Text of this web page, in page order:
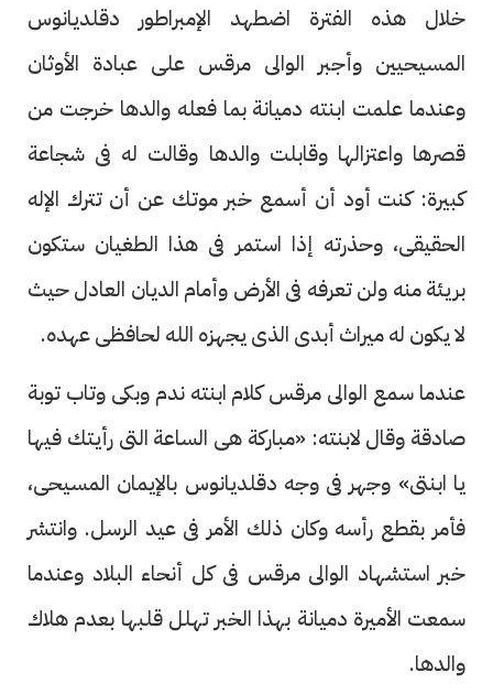
خلال هذه الفترة اضطهد الإمبراطور دقلديانوس
المسيحيين وأجبر الوالى مرقس على عبادة الأوثان
وعندما علمت ابنته دميانة بما فعله والدها خرجت من
قصرها واعتزالها وقابلت والدها وقالت له فى شجاعة
كبيرة: كنت أود أن أسمع خبر موتك عن أن تترك الإله
الحقيقى، وحذرته إذا استمر فى هذا الطغيان ستكون
بريئة منه ولن تعرفه فى الأرض وأمام الديان العادل حيث
لا يكون له ميراث أبدى الذى يجهزه الله لحافظى عهده.
عندما سمع الوالى مرقس كلام ابنته ندم وبكى وتاب توبة
صادقة وقال لابنته: «مباركة هى الساعة التى رأيتك فيها
يا ابنتى» وجهر فى وجه دقلديانوس بالإيمان المسيحى،
فأمر بقطع رأسه وكان ذلك الأمر فى عيد الرسل. وانتشر
خبر استشهاد الوالى مرقس فى كل أنحاء البلاد وعندما
سمعت الأميرة دميانة بهذا الخبر تهلل قلبها بعدم هلاك
والدها.